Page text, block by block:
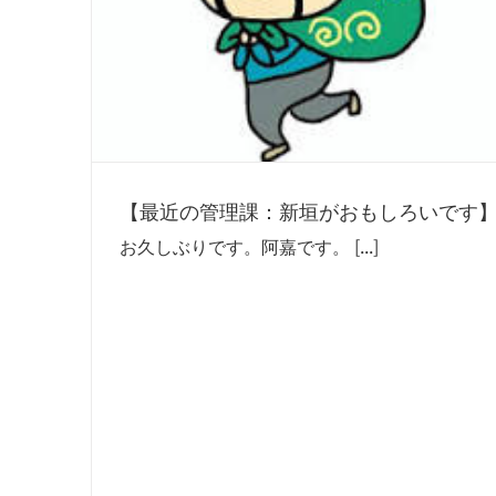
【最近の管理課：新垣がおもしろいです
お久しぶりです。阿嘉です。 [...]